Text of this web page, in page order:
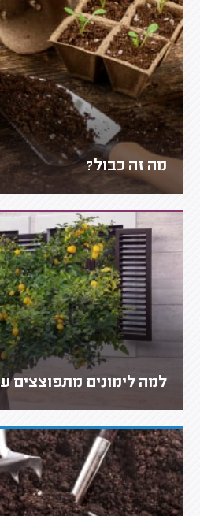
מה זה כבול?
למה לימונים מתפוצצים